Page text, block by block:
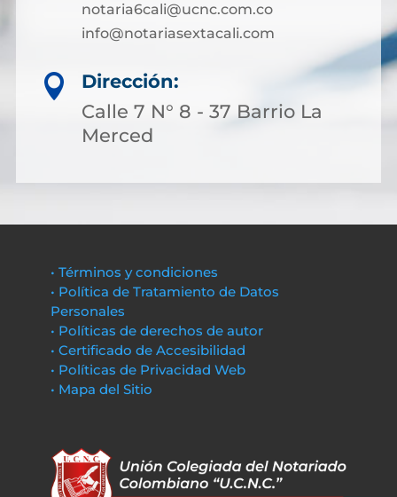
notaria6cali@ucnc.com.co
info@notariasextacali.com

Dirección:
Calle 7 N° 8 - 37 Barrio La
Merced
• Términos y condiciones
• Política de Tratamiento de Datos
Personales
• Políticas de derechos de autor
• Certificado de Accesibilidad
• Políticas de Privacidad Web
• Mapa del Sitio